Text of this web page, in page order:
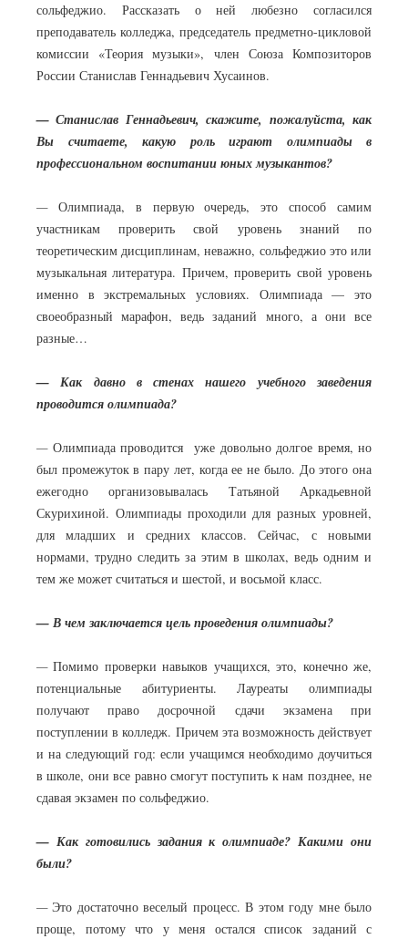
сольфеджио. Рассказать о ней любезно согласился
преподаватель колледжа, председатель предметно-цикловой
комиссии «Теория музыки», член Союза Композиторов
России Станислав Геннадьевич Хусаинов.
— Станислав Геннадьевич, скажите, пожалуйста, как
Вы считаете, какую роль играют олимпиады в
профессиональном воспитании юных музыкантов?
— Олимпиада, в первую очередь, это способ самим
участникам проверить свой уровень знаний по
теоретическим дисциплинам, неважно, сольфеджио это или
музыкальная литература. Причем, проверить свой уровень
именно в экстремальных условиях. Олимпиада — это
своеобразный марафон, ведь заданий много, а они все
разные…
— Как давно в стенах нашего учебного заведения
проводится олимпиада?
— Олимпиада проводится уже довольно долгое время, но
был промежуток в пару лет, когда ее не было. До этого она
ежегодно организовывалась Татьяной Аркадьевной
Скурихиной. Олимпиады проходили для разных уровней,
для младших и средних классов. Сейчас, с новыми
нормами, трудно следить за этим в школах, ведь одним и
тем же может считаться и шестой, и восьмой класс.
— В чем заключается цель проведения олимпиады?
—Помимо проверки навыков учащихся, это, конечно же,
потенциальные абитуриенты. Лауреаты олимпиады
получают право досрочной сдачи экзамена при
поступлении в колледж. Причем эта возможность действует
и на следующий год: если учащимся необходимо доучиться
в школе, они все равно смогут поступить к нам позднее, не
сдавая экзамен по сольфеджио.
— Как готовились задания к олимпиаде? Какими они
были?
—Это достаточно веселый процесс. В этом году мне было
проще, потому что у меня остался список заданий с